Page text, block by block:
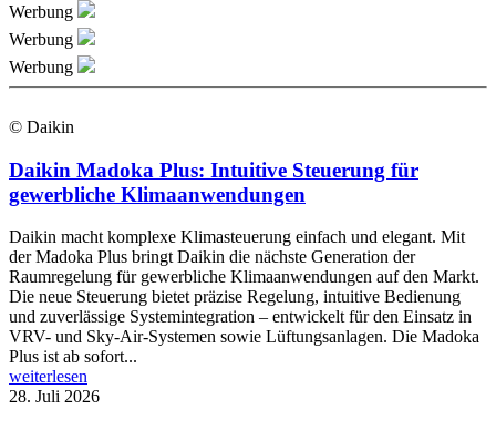
Werbung
Werbung
Werbung
© Daikin
Daikin Madoka Plus: Intuitive Steuerung für
gewerbliche Klimaanwendungen
Daikin macht komplexe Klimasteuerung einfach und elegant. Mit
der Madoka Plus bringt Daikin die nächste Generation der
Raumregelung für gewerbliche Klimaanwendungen auf den Markt.
Die neue Steuerung bietet präzise Regelung, intuitive Bedienung
und zuverlässige Systemintegration – entwickelt für den Einsatz in
VRV- und Sky-Air-Systemen sowie Lüftungsanlagen. Die Madoka
Plus ist ab sofort...
weiterlesen
28. Juli 2026